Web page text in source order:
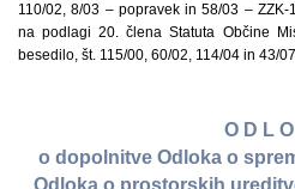
110/02, 8/03 – popravek in 58/03 –
na podlagi 20. člena Statuta Občine
besedilo, št. 115/00, 60/02, 114/04 in 43/
O D L
o dopolnitve Odloka o